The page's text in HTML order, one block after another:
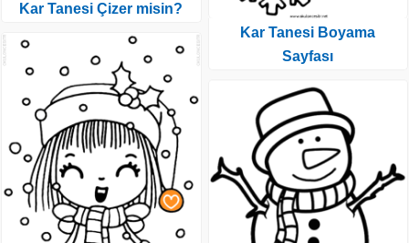
Kar Tanesi Çizer misin?
Kar Tanesi Boyama
Sayfası